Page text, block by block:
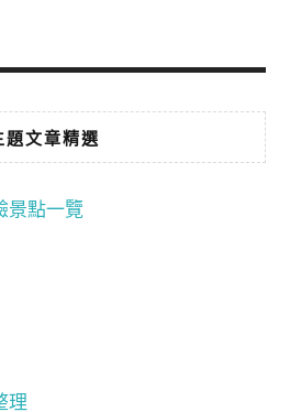
題文章精選
景點一覽
理